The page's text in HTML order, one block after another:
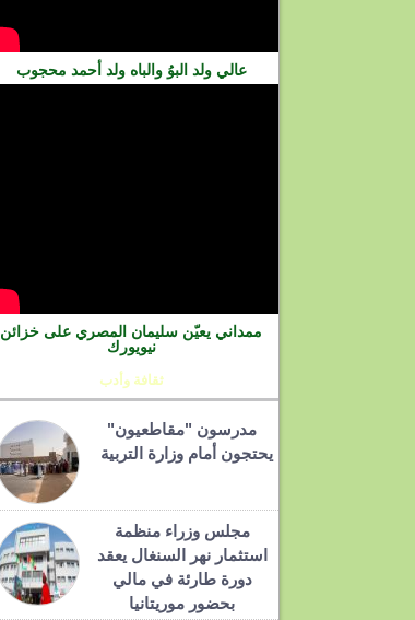
عالي ولد البوُ والباه ولد أحمد محجوب
ممداني يعيّن سليمان المصري على خزائن
نيويورك
ثقافة وأدب
مدرسون "مقاطعيون"
يحتجون أمام وزارة التربية
مجلس وزراء منظمة
استثمار نهر السنغال يعقد
دورة طارئة في مالي
بحضور موريتانيا